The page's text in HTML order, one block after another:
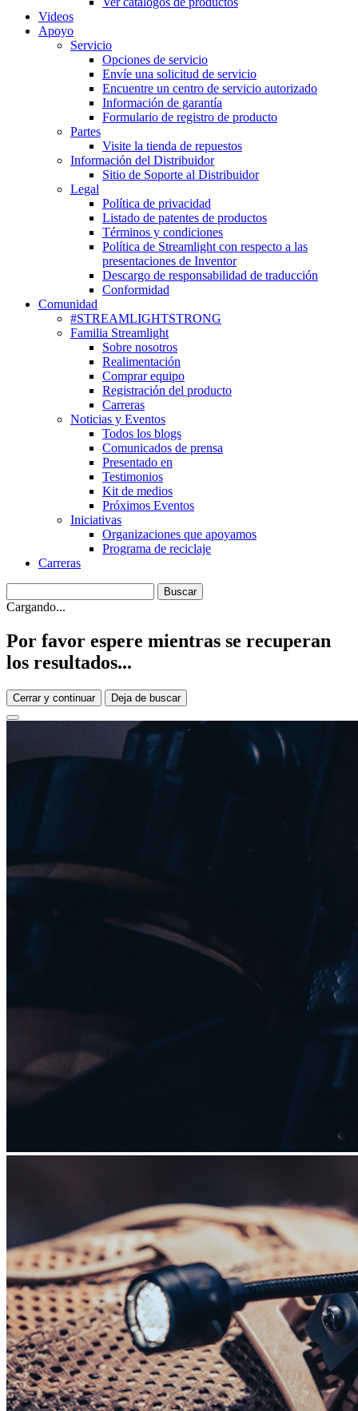
Videos
Apoyo
Servicio
Opciones de servicio
Envíe una solicitud de servicio
Encuentre un centro de servicio autorizado
Información de garantía
Formulario de registro de producto
Partes
Visite la tienda de repuestos
Información del Distribuidor
Sitio de Soporte al Distribuidor
Legal
Política de privacidad
Listado de patentes de productos
Términos y condiciones
Política de Streamlight con respecto a las
presentaciones de Inventor
Descargo de responsabilidad de traducción
Conformidad
Comunidad
#STREAMLIGHTSTRONG
Familia Streamlight
Sobre nosotros
Realimentación
Comprar equipo
Registración del producto
Carreras
Noticias y Eventos
Todos los blogs
Comunicados de prensa
Presentado en
Testimonios
Kit de medios
Próximos Eventos
Iniciativas
Organizaciones que apoyamos
Programa de reciclaje
Carreras
Cargando...
Por favor espere mientras se recuperan
los resultados...
Cerrar y continuar Deja de buscar